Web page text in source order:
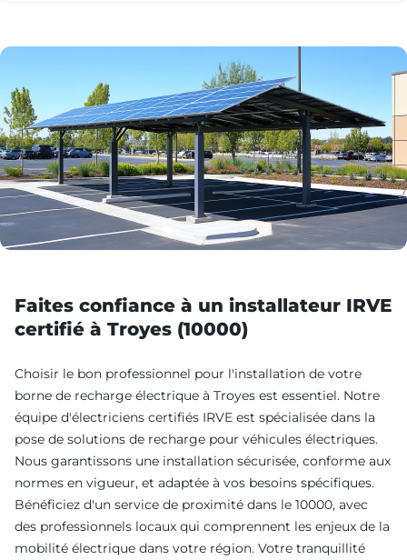
Faites confiance à un installateur IRVE
certifié à Troyes (10000)
Choisir le bon professionnel pour l'installation de votre
borne de recharge électrique à Troyes est essentiel. Notre
équipe d'électriciens certifiés IRVE est spécialisée dans la
pose de solutions de recharge pour véhicules électriques.
Nous garantissons une installation sécurisée, conforme aux
normes en vigueur, et adaptée à vos besoins spécifiques.
Bénéficiez d'un service de proximité dans le 10000, avec
des professionnels locaux qui comprennent les enjeux de la
mobilité électrique dans votre région. Votre tranquillité